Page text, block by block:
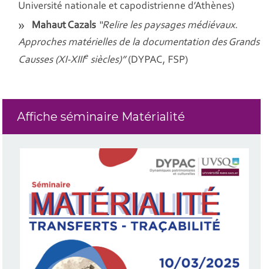
Université nationale et capodistrienne d’Athènes)
Mahaut Cazals “Relire les paysages médiévaux.
Approches matérielles de la documentation des Grands
Causses (XI-XIIIe siècles)”(DYPAC, FSP)
Affiche séminaire Matérialité